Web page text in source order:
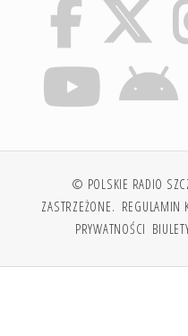
© POLSKIE RADIO
ZASTRZEŻONE. REGULAMIN
PRYWATNOŚCI